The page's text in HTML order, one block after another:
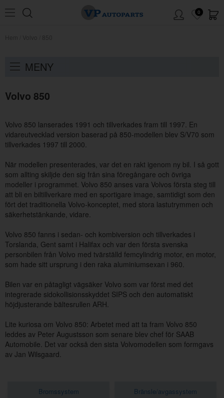
0
MENY
Volvo 850
Volvo 850 lanserades 1991 och tillverkades fram till 1997. En
vidareutvecklad version baserad på 850-modellen blev S/V70 som
tillverkades 1997 till 2000.
När modellen presenterades, var det en rakt igenom ny bil. I så gott
som allting skiljde den sig från sina föregångare och övriga
modeller i programmet. Volvo 850 anses vara Volvos första steg till
att bli en biltillverkare med en sportigare image, samtidigt som den
fört det traditionella Volvo-konceptet, med stora lastutrymmen och
säkerhetstänkande, vidare.
Volvo 850 fanns i sedan- och kombiversion och tillverkades i
Torslanda, Gent samt i Halifax och var den första svenska
personbilen från Volvo med tvärställd femcylindrig motor, en motor,
som hade sitt ursprung i den raka aluminiumsexan i 960.
Bilen var en påtagligt vägsäker Volvo som var först med det
integrerade sidokollisionsskyddet SIPS och den automatiskt
höjdjusterande bältesrullen ARH.
Lite kuriosa om Volvo 850: Arbetet med att ta fram Volvo 850
leddes av Peter Augustsson som senare blev chef för SAAB
Automobile. Det var också den sista Volvomodellen som formgavs
av Jan Wilsgaard.
Bromssystem Bränsle/avgassystem